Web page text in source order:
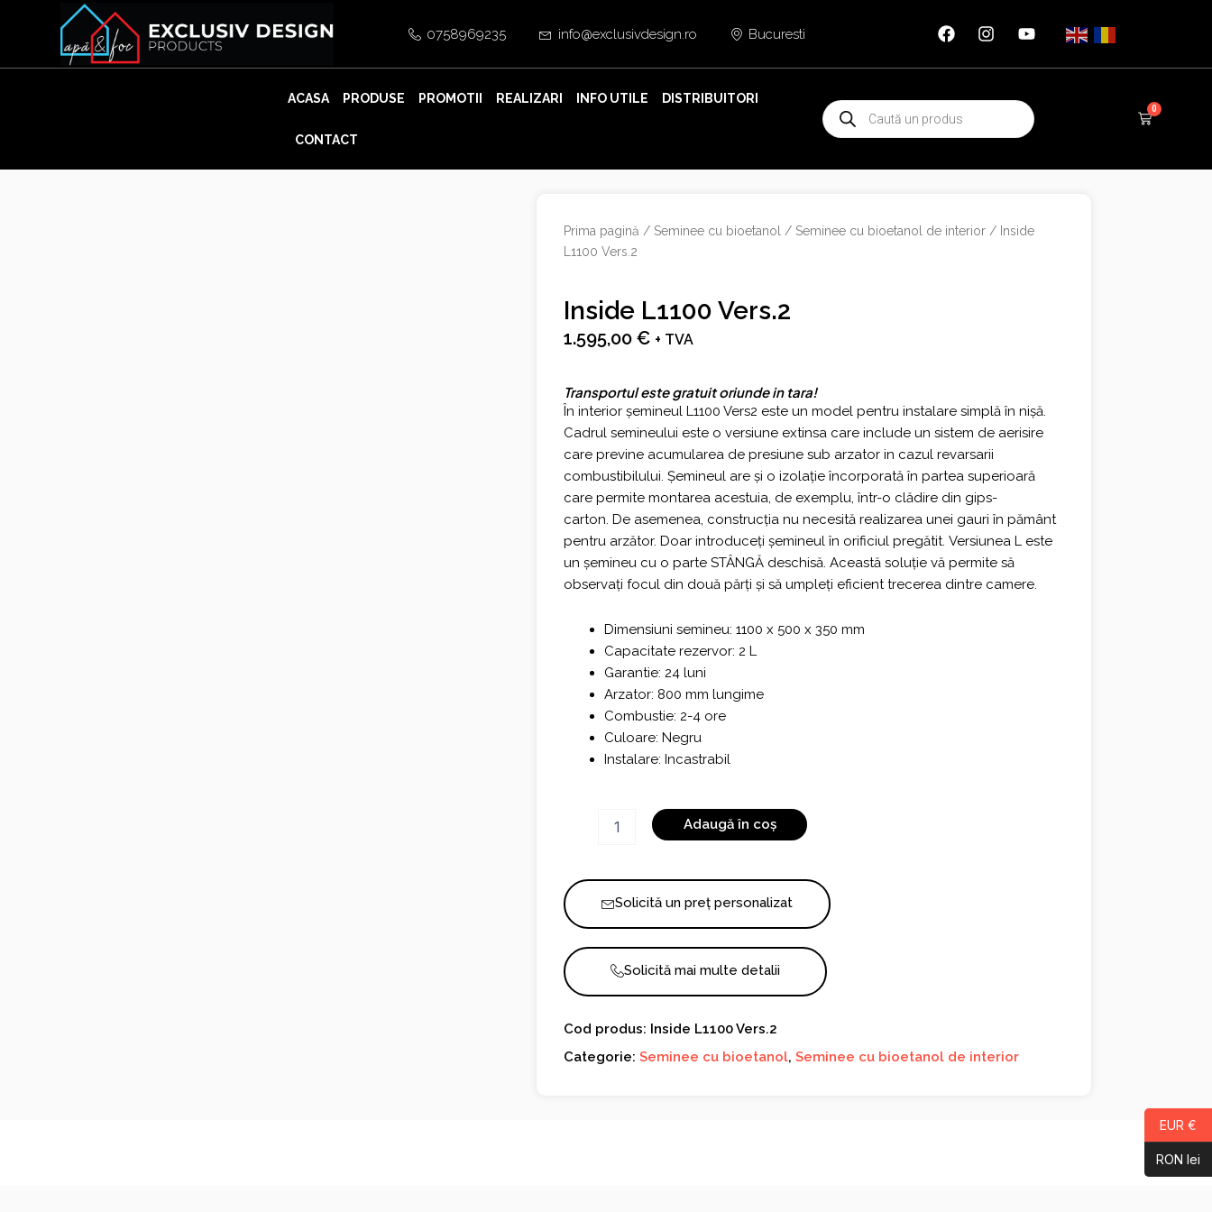
content
0758969235 info@exclusivdesign.ro Bucuresti
ACASA PRODUSE PROMOTII REALIZARI INFO UTILE DISTRIBUITORI
CONTACT
Products
search
0
Cart
Prima pagină / Seminee cu bioetanol / Seminee cu bioetanol de interior / Inside
L1100 Vers.2
Inside L1100 Vers.2
1.595,00€ + TVA
Transportul este gratuit oriunde in tara!
În interior șemineul L1100 Vers2 este un model pentru instalare simplă în nișă.
Cadrul semineului este o versiune extinsa care include un sistem de aerisire
care previne acumularea de presiune sub arzator in cazul revarsarii
combustibilului. Șemineul are și o izolație încorporată în partea superioară
care permite montarea acestuia, de exemplu, într-o clădire din gips-
carton. De asemenea, construcția nu necesită realizarea unei gauri în pământ
pentru arzător. Doar introduceți șemineul în orificiul pregătit. Versiunea L este
un șemineu cu o parte STÂNGĂ deschisă. Această soluție vă permite să
observați focul din două părți și să umpleți eficient trecerea dintre camere.
Dimensiuni semineu: 1100 x 500 x 350 mm
Capacitate rezervor: 2 L
Garantie: 24 luni
Arzator: 800 mm lungime
Combustie: 2-4 ore
Culoare: Negru
Instalare: Incastrabil
Adaugă în coș
Solicită un preț personalizat
Solicită mai multe detalii
Cod produs: Inside L1100 Vers.2
Categorie:Seminee cu bioetanol,Seminee cu bioetanol de interior
EUR €
RON lei